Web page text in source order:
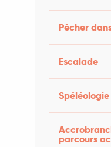
Pêcher
Escalade
Spéléologie
parcours